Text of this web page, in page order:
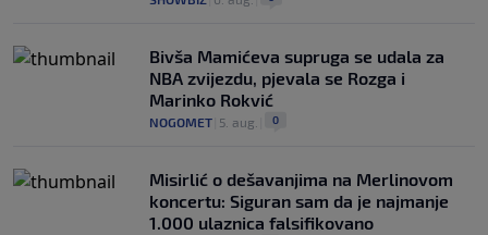
Bivša Mamićeva supruga se udala za
NBA zvijezdu, pjevala se Rozga i
Marinko Rokvić
NOGOMET 5. aug. 0
Misirlić o dešavanjima na Merlinovom
koncertu: Siguran sam da je najmanje
1.000 ulaznica falsifikovano